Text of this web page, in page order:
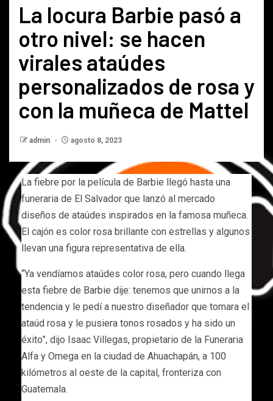
La locura Barbie pasó a
otro nivel: se hacen
virales ataúdes
personalizados de rosa y
con la muñeca de Mattel
admin agosto 8, 2023
La fiebre por la película de Barbie llegó hasta una
funeraria de El Salvador que lanzó al mercado
diseños de ataúdes inspirados en la famosa muñeca.
El cajón es color rosa brillante con estrellas y algunos
llevan una figura representativa de ella.
“Ya vendíamos ataúdes color rosa, pero cuando llega
esta fiebre de Barbie dije: tenemos que unirnos a la
tendencia y le pedí a nuestro diseñador que tomara el
ataúd rosa y le pusiera tonos rosados y ha sido un
éxito”, dijo Isaac Villegas, propietario de la Funeraria
Alfa y Omega en la ciudad de Ahuachapán, a 100
kilómetros al oeste de la capital, fronteriza con
Guatemala.